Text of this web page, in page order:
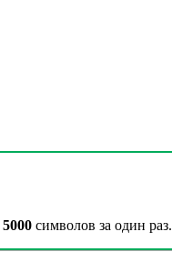
5000 символов за один раз.